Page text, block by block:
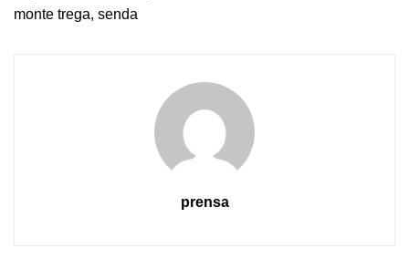
monte trega, senda
prensa